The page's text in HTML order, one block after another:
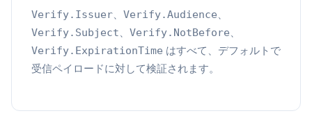
Verify.Issuer、 Verify.Audience、
Verify.Subject、 Verify.NotBefore、
Verify.ExpirationTime はすべて、デフォルトで
受信ペイロードに対して検証されます。